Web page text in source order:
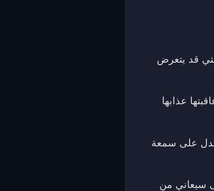
قد يتعرض
عذابها
تدل على سمعة
سيعاني من